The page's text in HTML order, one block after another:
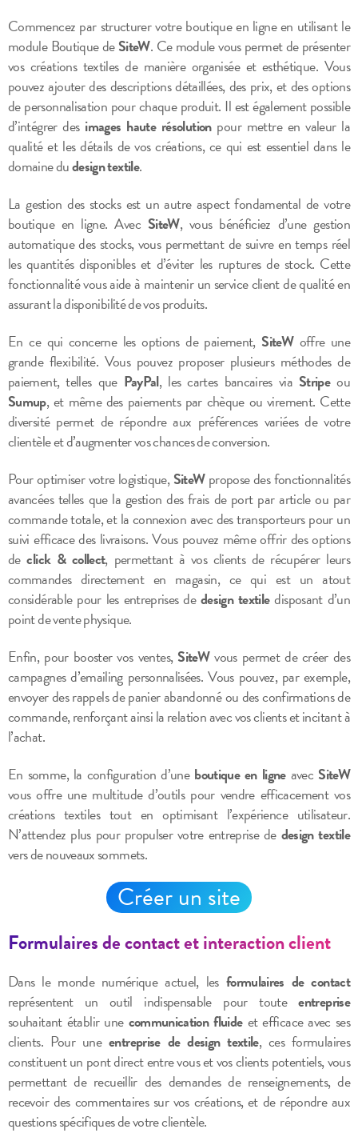
Commencez par structurer votre boutique en ligne en utilisant le
module Boutique deSiteW. Ce module vous permet de présenter
vos créations textiles de manière organisée et esthétique. Vous
pouvez ajouter des descriptions détaillées, des prix, et des options
de personnalisation pour chaque produit. Il est également possible
d’intégrer des images haute résolutionpour mettre en valeur la
qualité et les détails de vos créations, ce qui est essentiel dans le
domaine dudesign textile.
La gestion des stocks est un autre aspect fondamental de votre
boutique en ligne. Avec SiteW, vous bénéficiez d’une gestion
automatique des stocks, vous permettant de suivre en temps réel
les quantités disponibles et d’éviter les ruptures de stock. Cette
fonctionnalité vous aide à maintenir un service client de qualité en
assurant la disponibilité de vos produits.
En ce qui concerne les options de paiement, SiteWoffre une
grande flexibilité. Vous pouvez proposer plusieurs méthodes de
paiement, telles que PayPal, les cartes bancaires via Stripeou
Sumup, et même des paiements par chèque ou virement. Cette
diversité permet de répondre aux préférences variées de votre
clientèle et d’augmenter vos chances de conversion.
Pour optimiser votre logistique,SiteWpropose des fonctionnalités
avancées telles que la gestion des frais de port par article ou par
commande totale, et la connexion avec des transporteurs pour un
suivi efficace des livraisons. Vous pouvez même offrir des options
declick & collect, permettant à vos clients de récupérer leurs
commandes directement en magasin, ce qui est un atout
considérable pour les entreprises dedesign textiledisposant d’un
point de vente physique.
Enfin, pour booster vos ventes, SiteWvous permet de créer des
campagnes d’emailing personnalisées. Vous pouvez, par exemple,
envoyer des rappels de panier abandonné ou des confirmations de
commande, renforçant ainsi la relation avec vos clients et incitant à
l’achat.
En somme, la configuration d’une boutique en ligneavec SiteW
vous offre une multitude d’outils pour vendre efficacement vos
créations textiles tout en optimisant l’expérience utilisateur.
N’attendez plus pour propulser votre entreprise de design textile
vers de nouveaux sommets.
Créer un site
Formulaires de contact et interaction client
Dans le monde numérique actuel, les formulaires de contact
représentent un outil indispensable pour touteentreprise
souhaitant établir une communication fluideet efficace avec ses
clients. Pour uneentreprise de design textile, ces formulaires
constituent un pont direct entre vous et vos clients potentiels, vous
permettant de recueillir des demandes de renseignements, de
recevoir des commentaires sur vos créations, et de répondre aux
questions spécifiques de votre clientèle.